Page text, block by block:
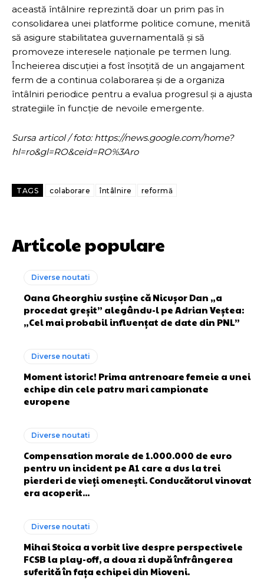
această întâlnire reprezintă doar un prim pas în
consolidarea unei platforme politice comune, menită
să asigure stabilitatea guvernamentală și să
promoveze interesele naționale pe termen lung.
Încheierea discuției a fost însoțită de un angajament
ferm de a continua colaborarea și de a organiza
întâlniri periodice pentru a evalua progresul și a ajusta
strategiile în funcție de nevoile emergente.
Sursa articol / foto: https://news.google.com/home?
hl=ro&gl=RO&ceid=RO%3Aro
TAGS colaborare întâlnire reformă
Articole populare
Diverse noutati
Oana Gheorghiu susține că Nicușor Dan „a
procedat greșit” alegându-l pe Adrian Veștea:
„Cel mai probabil influențat de date din PNL”
Diverse noutati
Moment istoric! Prima antrenoare femeie a unei
echipe din cele patru mari campionate
europene
Diverse noutati
Compensation morale de 1.000.000 de euro
pentru un incident pe A1 care a dus la trei
pierderi de vieți omenești. Conducătorul vinovat
era acoperit...
Diverse noutati
Mihai Stoica a vorbit live despre perspectivele
FCSB la play-off, a doua zi după înfrângerea
suferită în fața echipei din Mioveni.